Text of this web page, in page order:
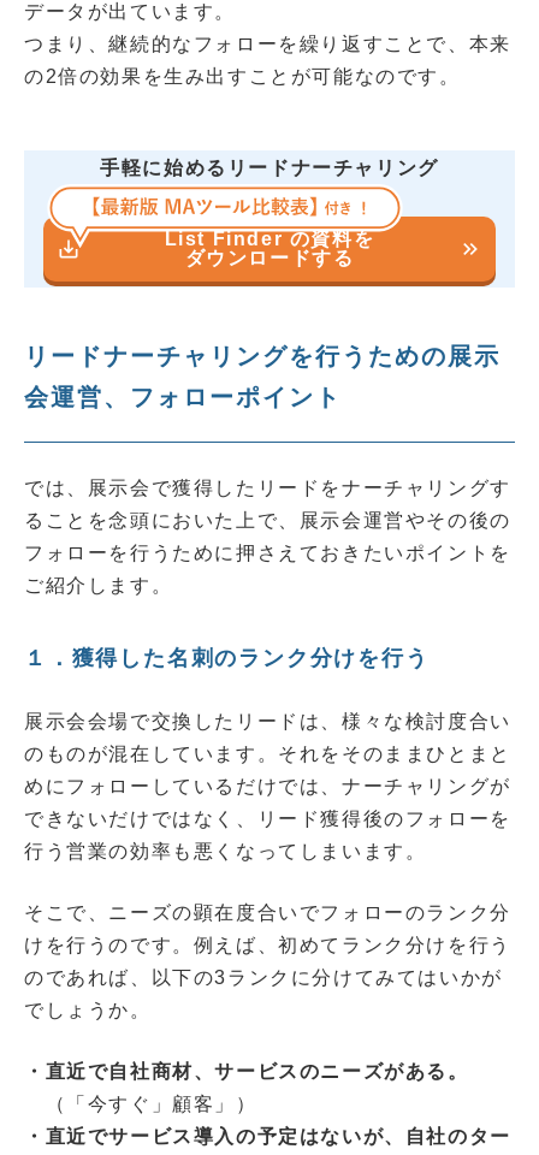
データが出ています。
つまり、継続的なフォローを繰り返すことで、本来
の2倍の効果を生み出すことが可能なのです。
手軽に始めるリードナーチャリング
save_alt
List Finder の資料を
ダウンロードする
keyboard_double_arrow_right
リードナーチャリングを行うための展示
会運営、フォローポイント
では、展示会で獲得したリードをナーチャリングす
ることを念頭においた上で、展示会運営やその後の
フォローを行うために押さえておきたいポイントを
ご紹介します。
１．獲得した名刺のランク分けを行う
展示会会場で交換したリードは、様々な検討度合い
のものが混在しています。それをそのままひとまと
めにフォローしているだけでは、ナーチャリングが
できないだけではなく、リード獲得後のフォローを
行う営業の効率も悪くなってしまいます。
そこで、ニーズの顕在度合いでフォローのランク分
けを行うのです。例えば、初めてランク分けを行う
のであれば、以下の3ランクに分けてみてはいかが
でしょうか。
・直近で自社商材、サービスのニーズがある。
（「今すぐ」顧客」）
・直近でサービス導入の予定はないが、自社のター